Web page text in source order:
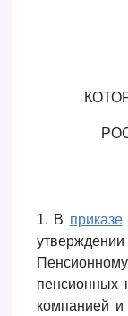
1. В приказе
пенсионных
компанией и